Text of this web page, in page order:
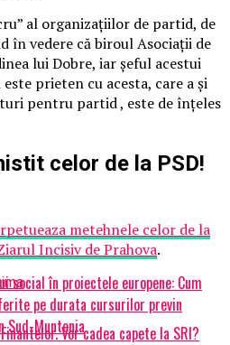
al organizațiilor de partid, de
în vedere că biroul Asociații de
lui Dobre, iar șeful acestui
prieten cu acesta, care a și
pentru partid , este de înțeles
celor de la PSD!
metehnele celor de la
Incisiv de Prahova.
Vor cadea capete la SRI?
social în proiectele europene: Cum
pe durata cursurilor previn
Sud-Muntenia